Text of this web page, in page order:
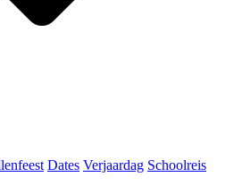
Dates Verjaardag Schoolreis